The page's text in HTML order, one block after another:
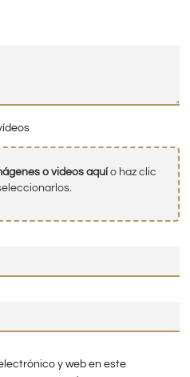
o videos aquío haz clic
y web en este